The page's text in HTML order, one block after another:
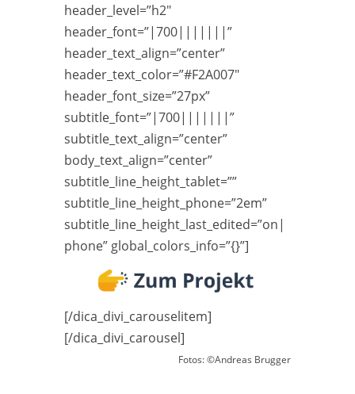
header_level=”h2″
header_font=”|700|||||||”
header_text_align=”center”
header_text_color=”#F2A007″
header_font_size=”27px”
subtitle_font=”|700|||||||”
subtitle_text_align=”center”
body_text_align=”center”
subtitle_line_height_tablet=””
subtitle_line_height_phone=”2em”
subtitle_line_height_last_edited=”on|
phone” global_colors_info=”{}”]
[/dica_divi_carouselitem]
[/dica_divi_carousel]
Fotos: ©Andreas Brugger